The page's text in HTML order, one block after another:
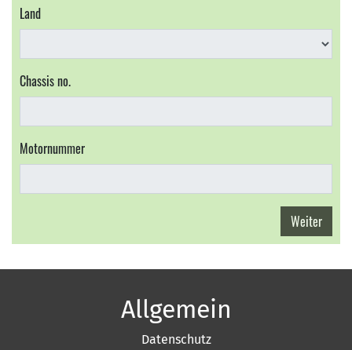
Land
Chassis no.
Motornummer
Weiter
Allgemein
Datenschutz